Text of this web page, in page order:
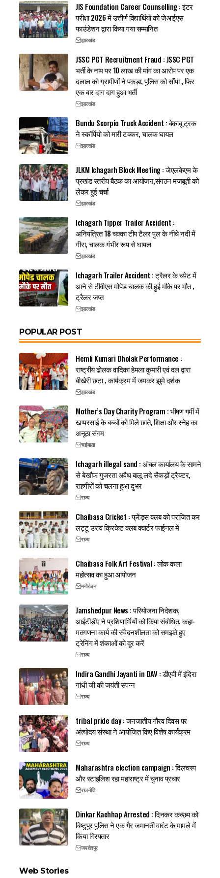
JIS Foundation Career Counselling : इंटर
परीक्षा 2026 में उत्तीर्ण विद्यार्थियों को जेआईएस
फाउंडेशन द्वारा किया गया सम्मानित
झारखंड
JSSC PGT Recruitment Fraud : JSSC PGT
भर्ती के नाम पर 10 लाख की मांग का आरोप पर एक
दलाल को ग्रामीणों ने पकड़ा, पुलिस को सौंपा , फिर
एक बार दाग दाग हुआ भर्ती
झारखंड
Bundu Scorpio Truck Accident : बेकाबू ट्रक
ने स्कॉर्पियो को मारी टक्कर, चालक घायल
झारखंड
JLKM Ichagarh Block Meeting : जेएलकेएम के
प्रखंड स्तरीय बैठक का आयोजन,संगठन मजबूती को
लेकर हुई चर्चा
झारखंड
Ichagarh Tipper Trailer Accident :
अनियंत्रित 18 चक्का टीप टैलर पुल के नीचे नदी में
गीरा, चालक गंभीर रूप से घायल
झारखंड
Ichagarh Trailer Accident : ट्रैलर के चपेट में
आने से टीवीएस मोपेड चालक की हुई मौके पर मौत ,
ट्रैलर जप्त
झारखंड
POPULAR POST
Hemli Kumari Dholak Performance :
राष्ट्रीय ढोलक वादिका हेमला कुमारी एवं दल द्वारा
बीखेरी छटा , कार्यक्रम में जमकर झुमे दर्शक
झारखंड
Mother’s Day Charity Program : भीषण गर्मी में
खप्परसाई के बच्चों को मिले छाते, शिक्षा और स्नेह का
अनूठा संगम
चाईबासा
Ichagarh illegal sand : अंचल कार्यालय के सामने
से बेखौफ गुजरता अवैध बालू लदे सैकड़ों ट्रैक्टर,
राहगीरों को चलना हुआ दुभर
राज्य
Chaibasa Cricket : फ्रेंड्स क्लब को पराजित कर
लट्टू उरांव क्रिकेट क्लब क्वार्टर फाईनल में
राज्य
Chaibasa Folk Art Festival : लोक कला
महोत्सव का हुआ आयोजन
मनोरंजन
Jamshedpur News : परियोजना निदेशक,
आईटीडीए ने प्रशिणार्थियों को किया संबोधित, कहा-
मतगणना कार्य की संवेदनशीलता को समझते हुए
ट्रेनिंग में शंकाओं को दूर करें
राज्य
Indira Gandhi Jayanti in DAV : डीएवी में इंदिरा
गांधी जी की जयंती संपन्न
राज्य
tribal pride day : जनजातीय गौरव दिवस पर
अंत्योदय संस्था ने आयोजित किए विशेष कार्यक्रम
राज्य
Maharashtra election campaign : दिलचस्प
और स्टाइलिश रहा महाराष्ट्र में चुनाव प्रचार
राजनीति
Dinkar Kachhap Arrested : दिनकर कच्छप को
बिष्टुपुर पुलिस ने एक गैर जमानती वारंट के मामले में
किया गिरफ्तार
जमशेदपुर
Web Stories